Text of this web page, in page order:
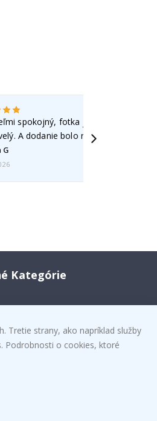
spokojný, fotka je dobre
A dodanie bolo rýchle.
G
Kategórie
kachličky
Tretie strany, ako napríklad služby
Podrobnosti o cookies, ktoré